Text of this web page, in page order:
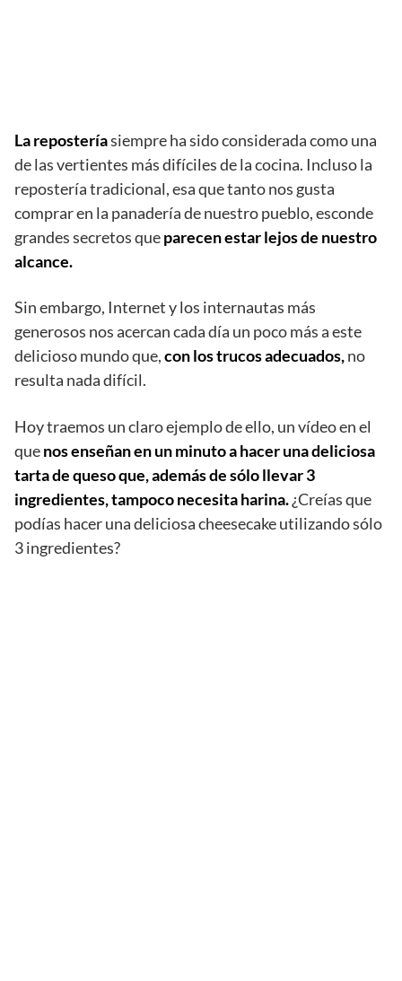
La reposteríasiempre ha sido considerada como una
de las vertientes más difíciles de la cocina. Incluso la
repostería tradicional, esa que tanto nos gusta
comprar en la panadería de nuestro pueblo, esconde
grandes secretos queparecen estar lejos de nuestro
alcance.
Sin embargo, Internet y los internautas más
generosos nos acercan cada día un poco más a este
delicioso mundo que,con los trucos adecuados,no
resulta nada difícil.
Hoy traemos un claro ejemplo de ello, un vídeo en el
quenos enseñan en un minuto a hacer una deliciosa
tarta de queso que, además de sólo llevar 3
ingredientes, tampoco necesita harina.¿Creías que
podías hacer una deliciosa cheesecake utilizando sólo
3 ingredientes?